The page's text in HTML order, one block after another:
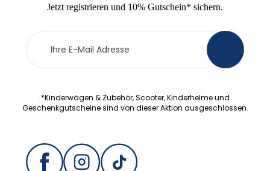
Jetzt registrieren und 10% Gutschein* sichern.
Newsletter
Anmeldung
*Kinderwägen & Zubehör, Scooter, Kinderhelme und
Geschenkgutscheine sind von dieser Aktion ausgeschlossen.